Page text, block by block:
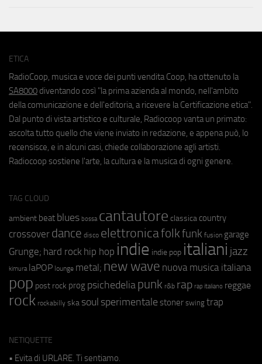
ETICA
RadioCoop, musica e voce dei punti vendita Coop, ha ottenuto la
SA8000 diventando così "la prima azienda al mondo, nell'ambito
della comunicazione e dell'editoria, a ricevere la Certificazione etica".
Dal punto di vista artistico e culturale, Radiocoop vanta un primato:
ascolta tutto quello che viene inviato in redazione, e appena può, lo
recensisce, e in alcuni casi, chiede collaborazione agli artisti.
Radiocoop sostiene l'arte, la cultura e la musica di ogni genere.
TAG CLOUD
ambient beat blues bossa cantautore classica country
crossover dance disco elettronicafolkfunk fusion garage
Grunge; hard rock hip hop indie indie pop italiani jazz
kimura laPOP lounge metal; new wave nuova musica italiana
pop post rock prog psichedeliapunk r&b rap rap italiano reggae
rock rockabilly ska soul sperimentale stoner swing trap
NETIQUETTE
• Evita di URLARE. Ti sentiamo.